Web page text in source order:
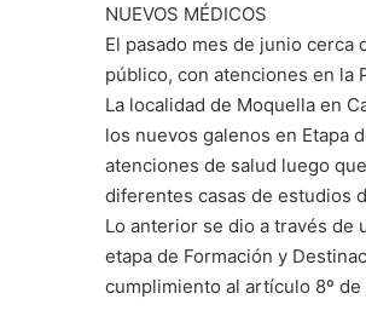
NUEVOS MÉDICOS
El pasado mes de junio cerca
público, con atenciones en la
La localidad de Moquella en
los nuevos galenos en Etapa
atenciones de salud luego
diferentes casas de estudios
Lo anterior se dio a través de
etapa de Formación y
cumplimiento al artículo 8º